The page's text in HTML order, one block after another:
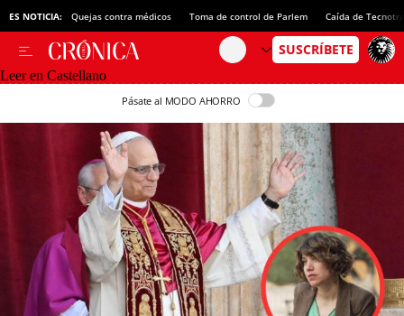
ES NOTICIA: Quejas contra médicos Toma de control de Parlem Caída de
Leer en Castellano
Pásate al MODO AHORRO